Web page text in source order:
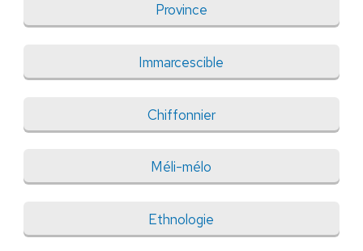
Province
Immarcescible
Chiffonnier
Méli-mélo
Ethnologie